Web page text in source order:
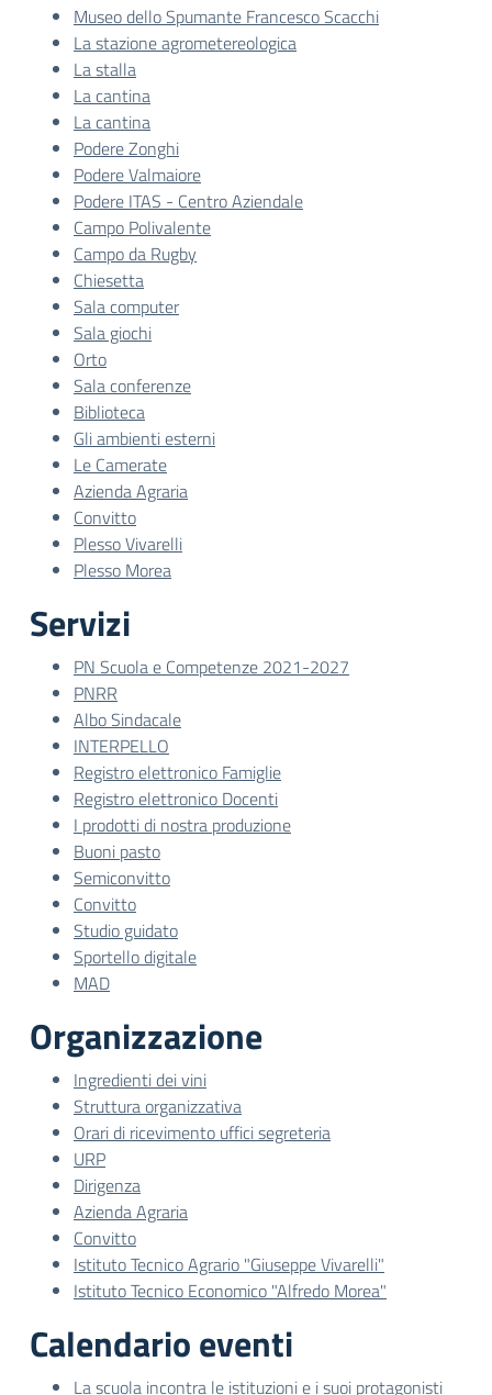
Museo dello Spumante Francesco Scacchi
La stazione agrometereologica
La stalla
La cantina
La cantina
Podere Zonghi
Podere Valmaiore
Podere ITAS - Centro Aziendale
Campo Polivalente
Campo da Rugby
Chiesetta
Sala computer
Sala giochi
Orto
Sala conferenze
Biblioteca
Gli ambienti esterni
Le Camerate
Azienda Agraria
Convitto
Plesso Vivarelli
Plesso Morea
Servizi
PN Scuola e Competenze 2021-2027
PNRR
Albo Sindacale
INTERPELLO
Registro elettronico Famiglie
Registro elettronico Docenti
I prodotti di nostra produzione
Buoni pasto
Semiconvitto
Convitto
Studio guidato
Sportello digitale
MAD
Organizzazione
Ingredienti dei vini
Struttura organizzativa
Orari di ricevimento uffici segreteria
URP
Dirigenza
Azienda Agraria
Convitto
Istituto Tecnico Agrario "Giuseppe Vivarelli"
Istituto Tecnico Economico "Alfredo Morea"
Calendario eventi
La scuola incontra le istituzioni e i suoi protagonisti